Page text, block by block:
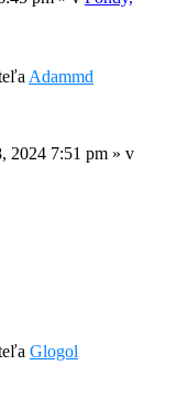
Adammd
2024 7:51 pm » v
Glogol